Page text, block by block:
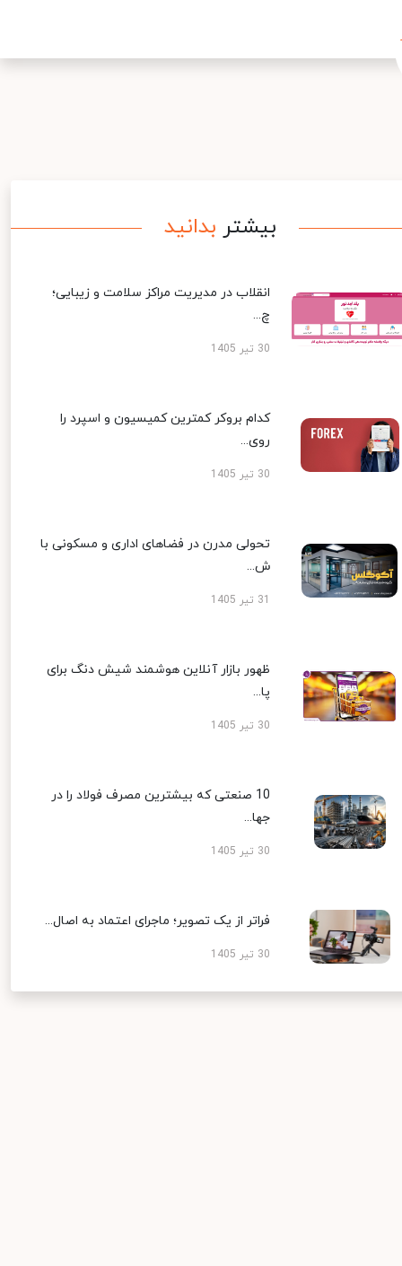
بیشتر بدانید
انقلاب در مدیریت مراکز سلامت و زیبایی؛
چ...
30 تیر 1405
کدام بروکر کمترین کمیسیون و اسپرد را
روی...
30 تیر 1405
تحولی مدرن در فضاهای اداری و مسکونی با
ش...
ظهور بازار آنلاین هوشمند شیش دنگ برای
پا...
30 تیر 1405
10 صنعتی که بیشترین مصرف فولاد را در
جها...
30 تیر 1405
فراتر از یک تصویر؛ ماجرای اعتماد به اصال...
30 تیر 1405